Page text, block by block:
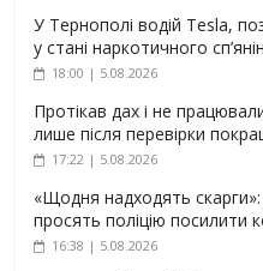
У Тернополі водій Tesla,
у стані наркотичного
18:00 | 5.08.2026
Протікав дах і не
лише після перевірки
17:22 | 5.08.2026
«Щодня надходять
просять поліцію посилити
16:38 | 5.08.2026